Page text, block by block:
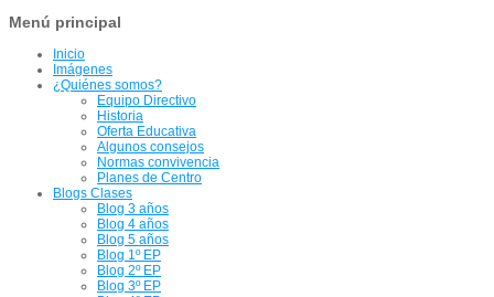
Menú principal
Inicio
Imágenes
¿Quiénes somos?
Equipo Directivo
Historia
Oferta Educativa
Algunos consejos
Normas convivencia
Planes de Centro
Blogs Clases
Blog 3 años
Blog 4 años
Blog 5 años
Blog 1º EP
Blog 2º EP
Blog 3º EP